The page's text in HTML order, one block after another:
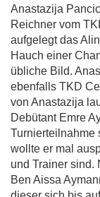
Anastazija
Reichner vom
aufgelegt das
Hauch einer
übliche Bild.
ebenfalls TKD
von Anastazija
Debütant Emre
Turnierteilnahme
wollte er mal
und Trainer sind.
Ben Aissa